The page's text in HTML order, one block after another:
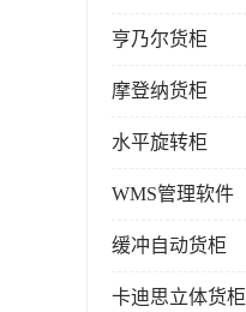
亨乃尔货柜
摩登纳货柜
水平旋转柜
WMS管理软件
缓冲自动货柜
卡迪思立体货柜